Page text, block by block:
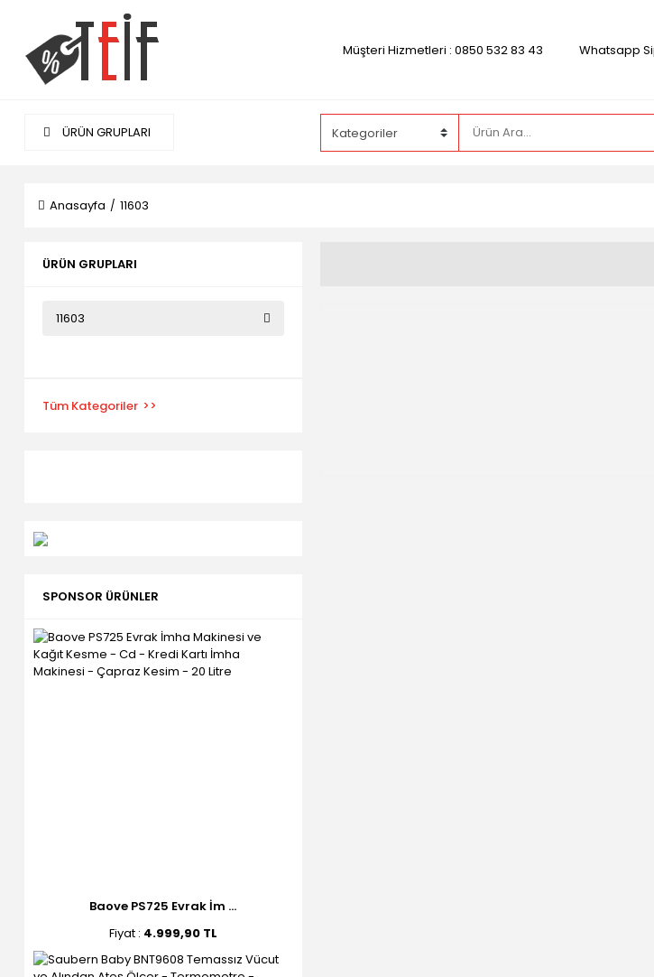
Müşteri Hizmetleri : 0850 532 83 43 Whatsapp
ÜRÜN GRUPLARI
Anasayfa 11603
ÜRÜN GRUPLARI
11603
Tüm Kategoriler
SPONSOR ÜRÜNLER
Baove PS725 Evrak İm ...
Fiyat : 4.999,90 TL